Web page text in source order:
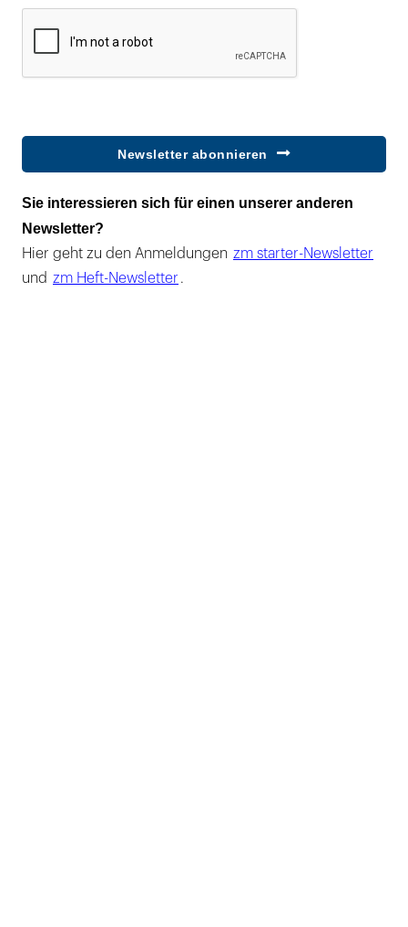
Newsletter abonnieren
Sie interessieren sich für einen unserer anderen
Newsletter?
Hier geht zu den Anmeldungen zm starter-Newsletter
und zm Heft-Newsletter .